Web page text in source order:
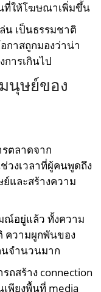
ที่ให้โฆษณาเพิ่มขึ้น
เป็นธรรมชาติ
กาสถูกมองว่าน่า
การเกินไป
นุษย์ของ
ตลาดจาก
วงเวลาที่ผู้คนพูดถึง
และสร้างความ
ณ์อยู่แล้ว ทั้งความ
ความผูกพันของ
จำนวนมาก
ถสร้าง connection
พียงพื้นที่ media